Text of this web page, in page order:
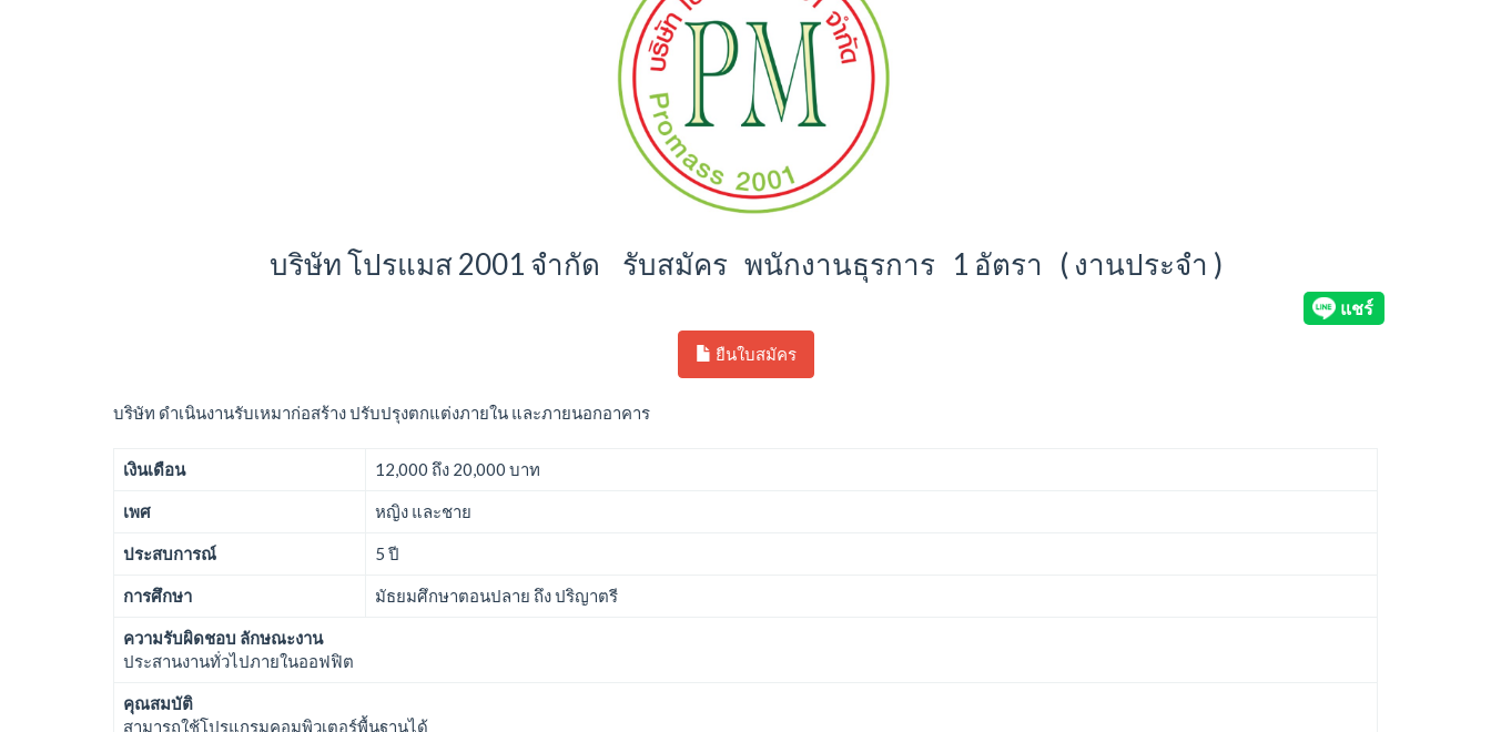
บริษัท โปรแมส 2001 จำกัด รับสมัคร พนักงานธุรการ 1 อัตรา ( งานประจำ )
ยืนใบสมัคร
บริษัท ดำเนินงานรับเหมาก่อสร้าง ปรับปรุงตกแต่งภายใน และภายนอกอาคาร
เงินเดือน 12,000 ถึง 20,000 บาท
เพศ หญิง และชาย
ประสบการณ์ 5 ปี
การศึกษา มัธยมศึกษาตอนปลาย ถึง ปริญาตรี
ความรับผิดชอบ ลักษณะงาน
ประสานงานทั่วไปภายในออฟฟิต
คุณสมบัติ
สามารถใช้โปรแกรมคอมพิวเตอร์พื้นฐานได้